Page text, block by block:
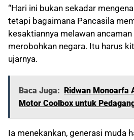
“Hari ini bukan sekadar
tetapi bagaimana Pancasila
kesaktiannya melawan
merobohkan negara. Itu harus
ujarnya.
Baca Juga: Ridwan Monoarfa
Motor Coolbox untuk
Ia menekankan, generasi muda